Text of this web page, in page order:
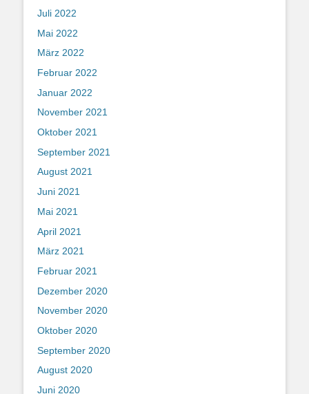
Juli 2022
Mai 2022
März 2022
Februar 2022
Januar 2022
November 2021
Oktober 2021
September 2021
August 2021
Juni 2021
Mai 2021
April 2021
März 2021
Februar 2021
Dezember 2020
November 2020
Oktober 2020
September 2020
August 2020
Juni 2020